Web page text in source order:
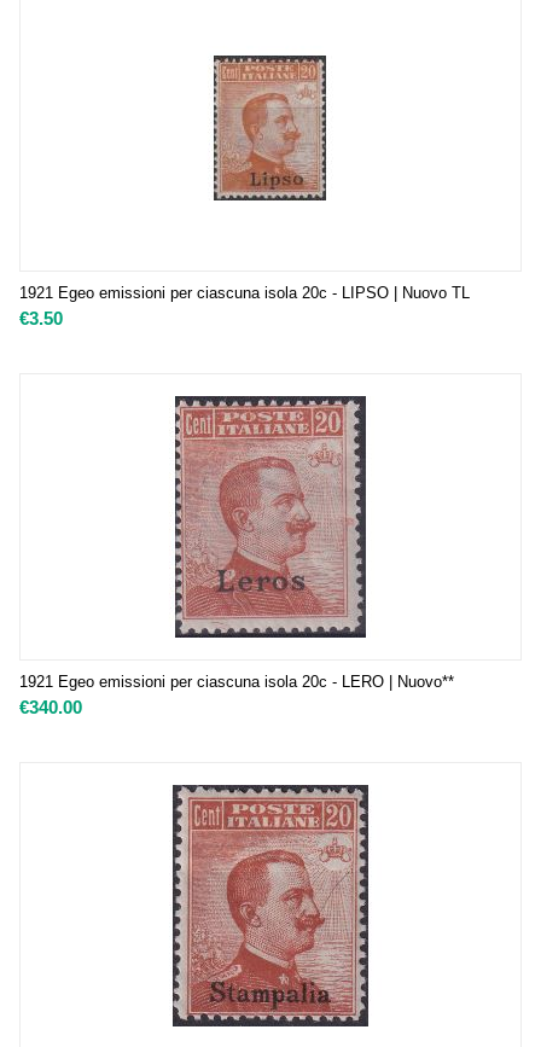
1921 Egeo emissioni per ciascuna isola 20c - LIPSO | Nuovo TL
€3.50
1921 Egeo emissioni per ciascuna isola 20c - LERO | Nuovo**
€340.00